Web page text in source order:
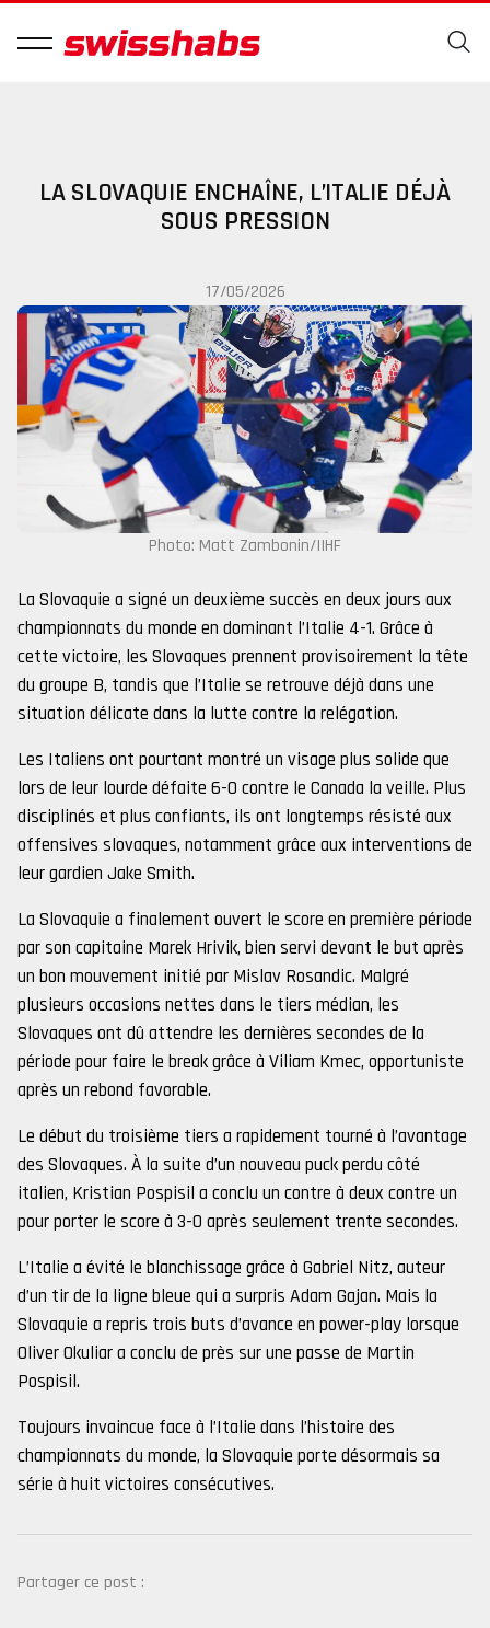
LA SLOVAQUIE ENCHAÎNE, L’ITALIE DÉJÀ
SOUS PRESSION
17/05/2026
Photo: Matt Zambonin/IIHF
La Slovaquie a signé un deuxième succès en deux jours aux
championnats du monde en dominant l’Italie 4-1. Grâce à
cette victoire, les Slovaques prennent provisoirement la tête
du groupe B, tandis que l’Italie se retrouve déjà dans une
situation délicate dans la lutte contre la relégation.
Les Italiens ont pourtant montré un visage plus solide que
lors de leur lourde défaite 6-0 contre le Canada la veille. Plus
disciplinés et plus confiants, ils ont longtemps résisté aux
offensives slovaques, notamment grâce aux interventions de
leur gardien Jake Smith.
La Slovaquie a finalement ouvert le score en première période
par son capitaine Marek Hrivik, bien servi devant le but après
un bon mouvement initié par Mislav Rosandic. Malgré
plusieurs occasions nettes dans le tiers médian, les
Slovaques ont dû attendre les dernières secondes de la
période pour faire le break grâce à Viliam Kmec, opportuniste
après un rebond favorable.
Le début du troisième tiers a rapidement tourné à l’avantage
des Slovaques. À la suite d’un nouveau puck perdu côté
italien, Kristian Pospisil a conclu un contre à deux contre un
pour porter le score à 3-0 après seulement trente secondes.
L’Italie a évité le blanchissage grâce à Gabriel Nitz, auteur
d’un tir de la ligne bleue qui a surpris Adam Gajan. Mais la
Slovaquie a repris trois buts d’avance en power-play lorsque
Oliver Okuliar a conclu de près sur une passe de Martin
Pospisil.
Toujours invaincue face à l’Italie dans l’histoire des
championnats du monde, la Slovaquie porte désormais sa
série à huit victoires consécutives.
Partager ce post :